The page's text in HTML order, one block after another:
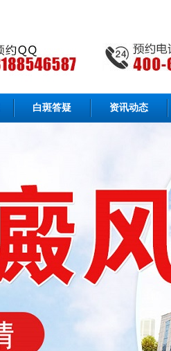
白斑答疑 资讯动态